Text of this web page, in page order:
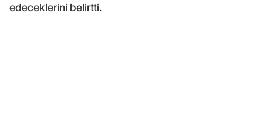
edeceklerini belirtti.